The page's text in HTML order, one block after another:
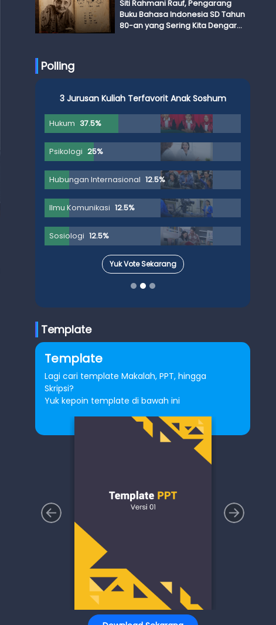
Siti Rahmani Rauf, Pengarang
Buku Bahasa Indonesia SD Tahun
80-an yang Sering Kita Dengar
Polling
3 Jurusan Kuliah Terfavorit Anak Soshum
Hukum 37.5%
Psikologi 25%
Hubungan Internasional 12.5%
Ilmu Komunikasi 12.5%
Sosiologi 12.5%
Yuk Vote Sekarang
Template
Template
Lagi cari template Makalah, PPT, hingga
Skripsi?
Yuk kepoin template di bawah ini